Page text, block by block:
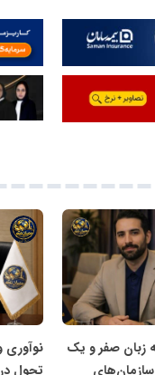
زبان صفر و یک
نوآوری
تحول
شبکه
خبری
مدیران
نابغه